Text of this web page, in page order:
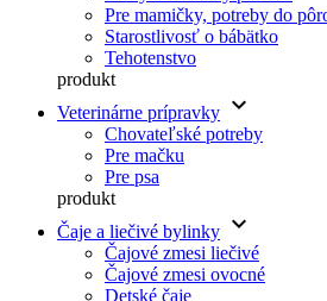
Pre mamičky, potreby do
Starostlivosť o bábätko
Tehotenstvo
produkt
Veterinárne prípravky keyboard_arrow_down
Chovateľské potreby
Pre mačku
Pre psa
produkt
Čaje a liečivé bylinky keyboard_arrow_down
Čajové zmesi liečivé
Čajové zmesi ovocné
Detské čaje